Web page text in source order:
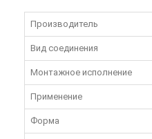
Производитель
Вид соединения
Монтажное исполнение
Применение
Форма